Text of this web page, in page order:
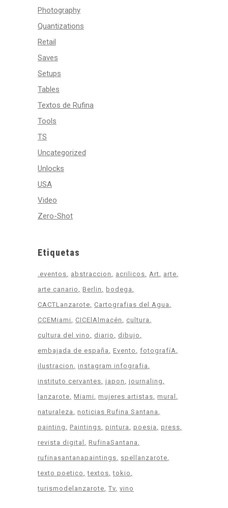
Photography
Quantizations
Retail
Saves
Setups
Tables
Textos de Rufina
Tools
TS
Uncategorized
Unlocks
USA
Video
Zero-Shot
Etiquetas
.eventos abstraccion acrilicos Art
arte
arte canario
Berlin
bodega
CACTLanzarote
Cartografias del Agua
CCEMiami
CICElAlmacén
cultura
cultura del vino
diario
dibujo
embajada de españa
Evento
fotografíA
ilustracion
instagram infografia
instituto cervantes japon
journaling
lanzarote Miami mujeres artistas mural
naturaleza
noticias Rufina Santana
painting
Paintings pintura poesia
press
revista digital
RufinaSantana
rufinasantanapaintings
spellanzarote
texto poetico
textos tokio
turismodelanzarote Tv vino